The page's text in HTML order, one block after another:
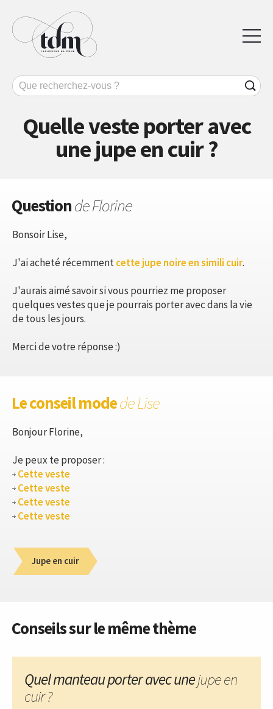
Quelle veste porter avec
une jupe en cuir ?
Questionde Florine
Bonsoir Lise,
J'ai acheté récemmentcette jupe noire en simili cuir.
J'aurais aimé savoir si vous pourriez me proposer
quelques vestes que je pourrais porter avec dans la vie
de tous les jours.
Merci de votre réponse :)
Le conseil modede Lise
Bonjour Florine,
Je peux te proposer :
Cette veste
Cette veste
Cette veste
Cette veste
Jupe en cuir
Conseils sur le même thème
Quel manteau porter avec unejupe en
cuir ?